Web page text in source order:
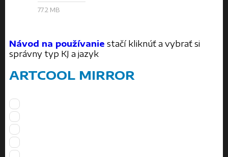
77.2 MB
Návod na používanie stačí kliknúť a vybrať si
správny typ KJ a jazyk
ARTCOOL MIRROR